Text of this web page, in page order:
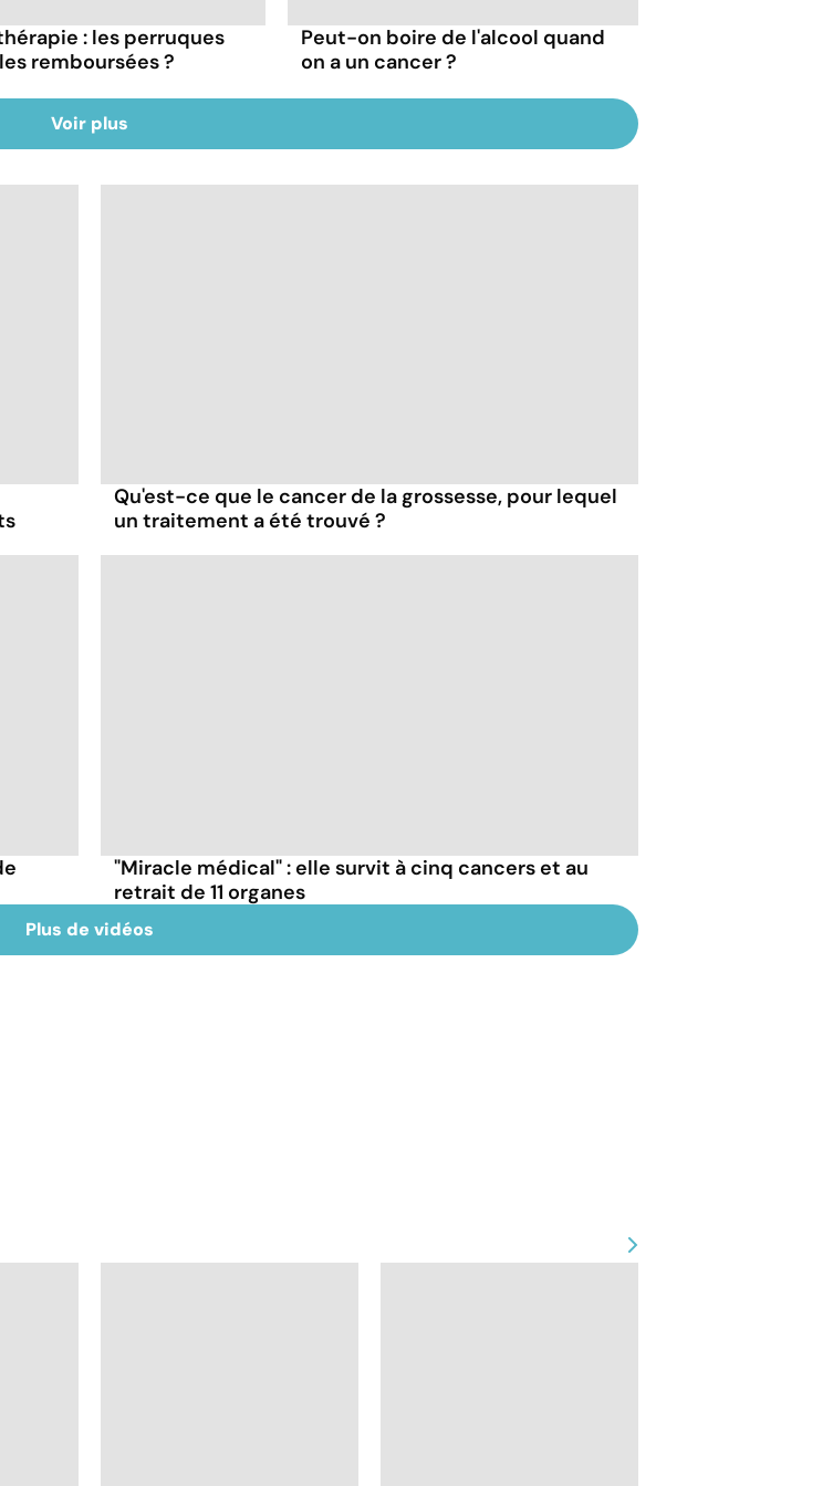
: les perruques
remboursées ?
Peut-on boire de l'alcool quand
on a un cancer ?
Voir plus
Qu'est-ce que le cancer de la grossesse, pour lequel
un traitement a été trouvé ?
"Miracle médical" : elle survit à cinq cancers et au
retrait de 11 organes
Plus de vidéos